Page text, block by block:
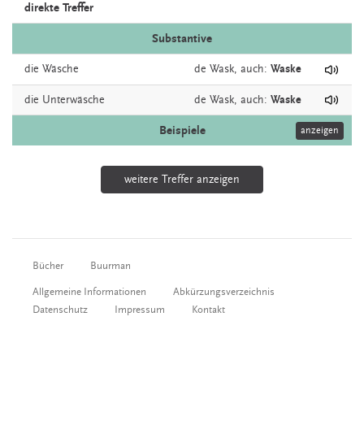
direkte Treffer
Substantive
die Wäsche de Wask, auch: Waske
die Unterwäsche de Wask, auch: Waske
Beispiele anzeigen
weitere Treffer anzeigen
Bücher Buurman
Allgemeine Informationen
Abkürzungsverzeichnis
Datenschutz
Impressum Kontakt